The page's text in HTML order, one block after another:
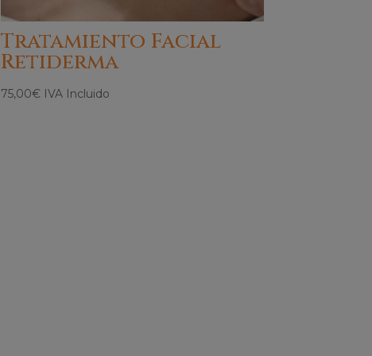
Tratamiento Facial
Retiderma
75,00€ IVA Incluido